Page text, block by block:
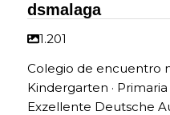
dsmalaga
1.201
Colegio de
Kindergarten · Primaria
Exzellente Deutsche